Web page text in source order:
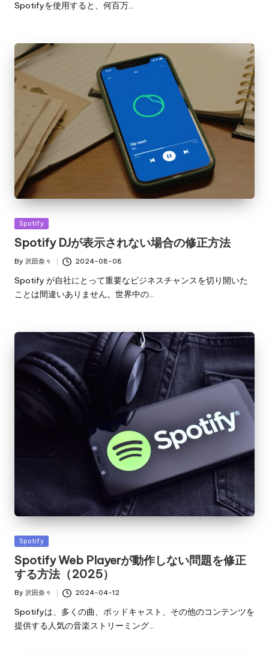
Spotifyを使用すると、何百万…
Posted
Spotify
Spotify DJが表示されない場合の修正方法
Posted
By 沢田奈々 2024-08-08
Spotify が自社にとって重要なビジネスチャンスを切り開いた
ことは間違いありません。世界中の…
Posted
Spotify
Spotify Web Playerが動作しない問題を修正
する方法（2025）
Posted
By 沢田奈々 2024-04-12
Spotifyは、多くの曲、ポッドキャスト、その他のコンテンツを
提供する人気の音楽ストリーミング…